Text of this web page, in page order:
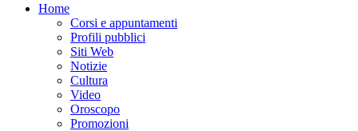
Home
Corsi e appuntamenti
Profili pubblici
Siti Web
Notizie
Cultura
Video
Oroscopo
Promozioni